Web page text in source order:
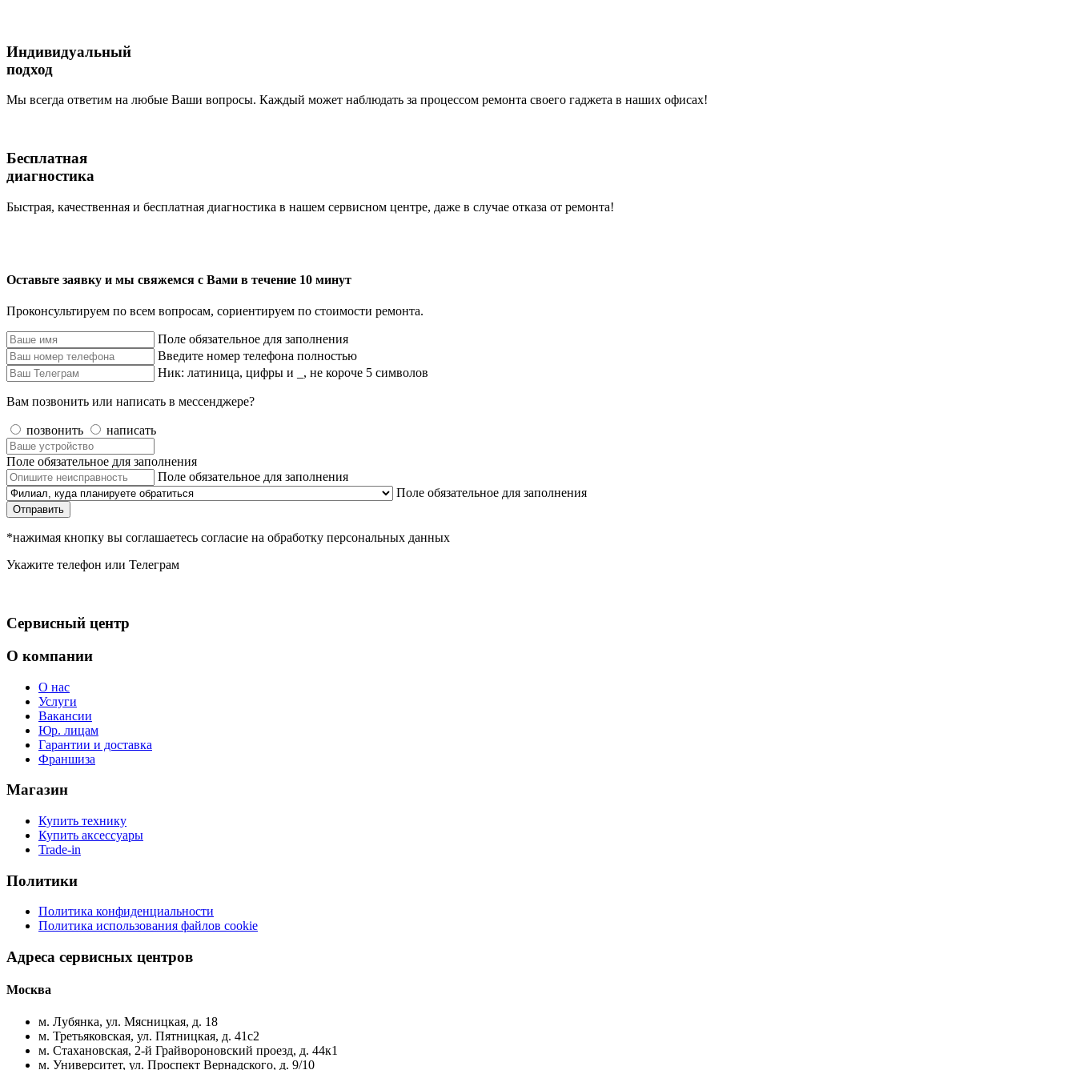
Индивидуальный
подход
Мы всегда ответим на любые Ваши вопросы. Каждый может наблюдать за процессом ремонта своего гаджета в наших офисах!
Бесплатная
диагностика
Быстрая, качественная и бесплатная диагностика в нашем сервисном центре, даже в случае отказа от ремонта!
Оставьте заявку и мы свяжемся с Вами в течение 10 минут
Проконсультируем по всем вопросам, сориентируем по стоимости ремонта.
Поле обязательное для заполнения
Введите номер телефона полностью
Ник: латиница, цифры и _, не короче 5 символов
Вам позвонить или написать в мессенджере?
позвонить написать
Поле обязательное для заполнения
Поле обязательное для заполнения
Поле обязательное для заполнения
Отправить
*нажимая кнопку вы соглашаетесь согласие на обработку персональных данных
Укажите телефон или Телеграм
Сервисный центр
О компании
О нас
Услуги
Вакансии
Юр. лицам
Гарантии и доставка
Франшиза
Магазин
Купить технику
Купить аксессуары
Trade-in
Политики
Политика конфиденциальности
Политика использования файлов cookie
Адреса сервисных центров
Москва
м. Лубянка, ул. Мясницкая, д. 18
м. Третьяковская, ул. Пятницкая, д. 41с2
м. Стахановская, 2-й Грайвороновский проезд, д. 44к1
м. Университет, ул. Проспект Вернадского, д. 9/10